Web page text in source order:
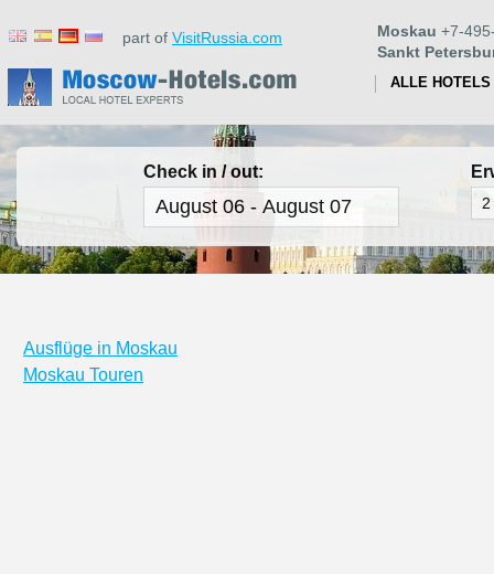
part of VisitRussia.com Moskau +7-
Sankt
ALLE HOTELS
Check in / out:
Ausflüge in Moskau
Moskau Touren